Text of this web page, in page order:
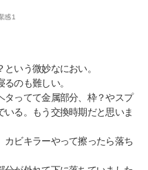
感 1
いう微妙なにおい。
のも難しい。
タってて金属部分、枠？やスプ
いる。もう交換時期だと思いま
カビキラーやって擦ったら落ち